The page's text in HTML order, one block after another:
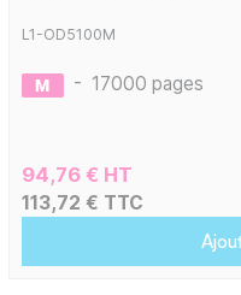
L1-OD5100M
- 17000 pages
94,76 € HT
113,72 € TTC